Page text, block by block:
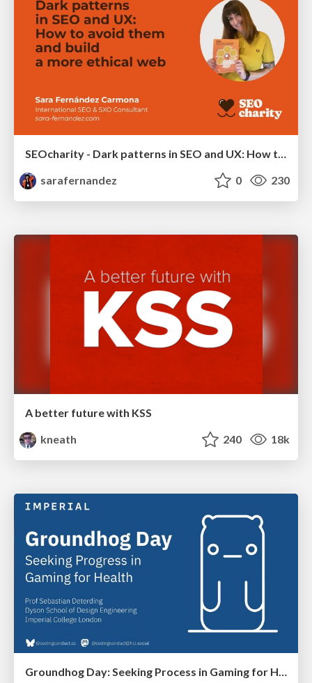
sarafernandez
0 230
A better future with KSS
kneath
240 18k
Groundhog Day: Seeking Process in Gaming for Health